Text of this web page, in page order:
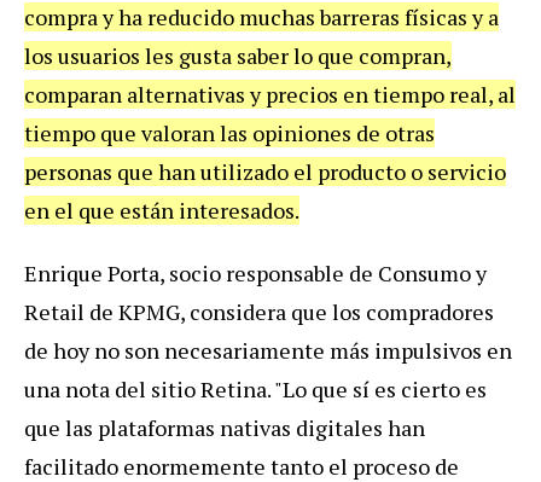
compra y ha reducido muchas barreras físicas y a
los usuarios les gusta saber lo que compran,
comparan alternativas y precios en tiempo real, al
tiempo que valoran las opiniones de otras
personas que han utilizado el producto o servicio
en el que están interesados.
Enrique Porta, socio responsable de Consumo y
Retail de KPMG, considera que los compradores
de hoy no son necesariamente más impulsivos en
una nota del sitio Retina. "Lo que sí es cierto es
que las plataformas nativas digitales han
facilitado enormemente tanto el proceso de